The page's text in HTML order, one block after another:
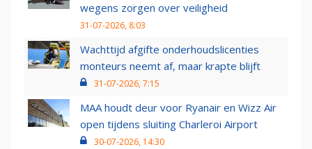
wegens zorgen over veiligheid
31-07-2026, 8:03
Wachttijd afgifte onderhoudslicenties
monteurs neemt af, maar krapte blijft
31-07-2026, 7:15
MAA houdt deur voor Ryanair en Wizz Air
open tijdens sluiting Charleroi Airport
30-07-2026, 14:30